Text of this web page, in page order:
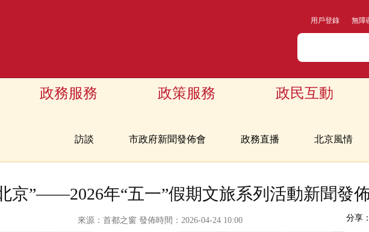
用戶登錄 無障
政務服務 政策服務 政民互動
訪談 市政府新聞發佈會 政務直播 北京風情
京”——2026年“五一”假期文旅系列活動新聞發
來源：首都之窗 發佈時間：2026-04-24 10:00 分享：